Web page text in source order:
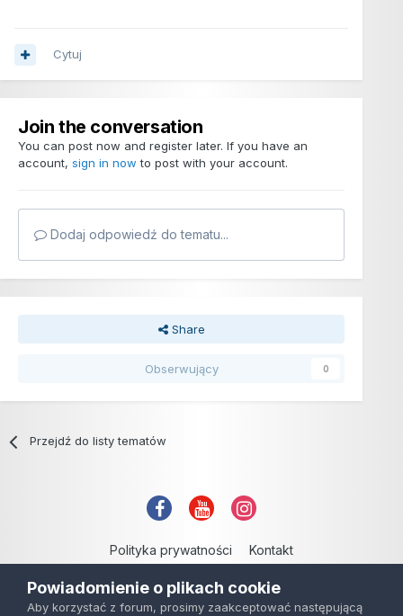
Cytuj
Join the conversation
You can post now and register later. If you have an
account, sign in now to post with your account.
Dodaj odpowiedź do tematu...
Share
Obserwujący 0
Przejdź do listy tematów
Polityka prywatności Kontakt
Powered by Invision Community
Powiadomienie o plikach cookie
Aby korzystać z forum, prosimy zaakceptować następującą